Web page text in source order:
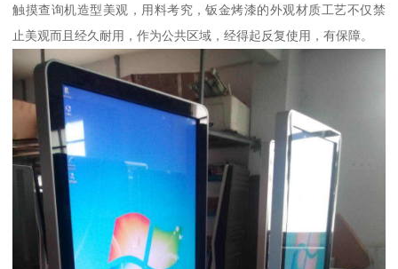
触摸查询机造型美观，用料考究，钣金烤漆的外观材质工艺不仅禁
止美观而且经久耐用，作为公共区域，经得起反复使用，有保障。